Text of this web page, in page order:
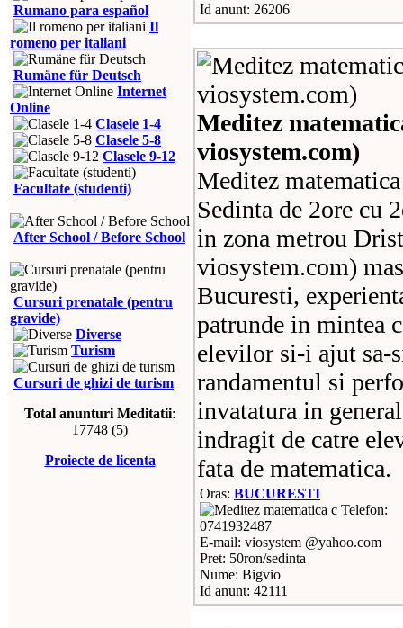
Rumano para español
Il
romeno per italiani
Rumäne für Deutsch
Internet
Online
Clasele 1-4
Clasele 5-8
Clasele 9-12
Facultate (studenti)
After School / Before School
Cursuri prenatale (pentru
gravide)
Diverse
Turism
Cursuri de ghizi de turism
Total anunturi Meditatii:
17748 (5)
Proiecte de licenta
Id anunt: 26206
Meditez
viosystem.com)
Meditez
Sedinta de 2ore cu
in zona metrou
viosystem.com)
Bucuresti,
patrunde in mintea
elevilor si-i ajut sa-
randamentul si
invatatura in
indragit de catre
fata de matematica.
Oras: BUCURESTI
Telefon:
0741932487
E-mail: viosystem @yahoo.com
Pret: 50ron/sedinta
Nume: Bigvio
Id anunt: 42111